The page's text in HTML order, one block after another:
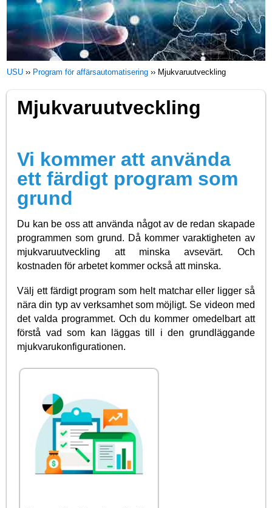
USU ›› Program för affärsautomatisering ›› Mjukvaruutveckling
Mjukvaruutveckling
Vi kommer att använda
ett färdigt program som
grund
Du kan be oss att använda något av de redan skapade
programmen som grund. Då kommer varaktigheten av
mjukvaruutveckling att minska avsevärt. Och
kostnaden för arbetet kommer också att minska.
Välj ett färdigt program som helt matchar eller ligger så
nära din typ av verksamhet som möjligt. Se videon med
det valda programmet. Och du kommer omedelbart att
förstå vad som kan läggas till i den grundläggande
mjukvarukonfigurationen.